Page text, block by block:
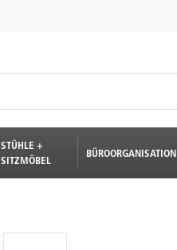
STÜHLE +
SITZMÖBEL
BÜROORGANISATION